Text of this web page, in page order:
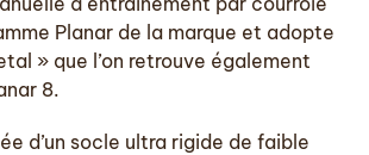
Planar de la marque et adopte
» que l’on retrouve également
8.
d’un socle ultra rigide de faible